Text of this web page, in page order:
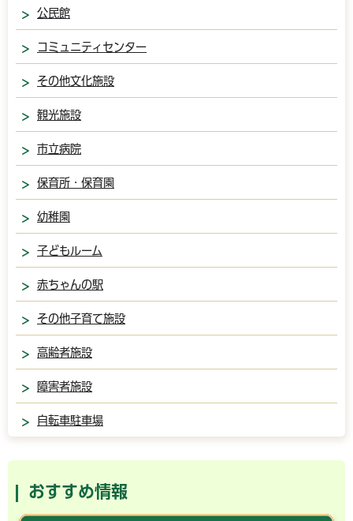
公民館
コミュニティセンター
その他文化施設
観光施設
市立病院
保育所・保育園
幼稚園
子どもルーム
赤ちゃんの駅
その他子育て施設
高齢者施設
障害者施設
自転車駐車場
おすすめ情報